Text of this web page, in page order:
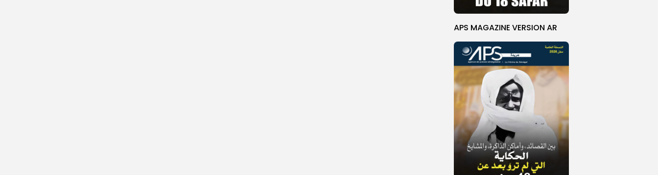
APS MAGAZINE VERSION AR